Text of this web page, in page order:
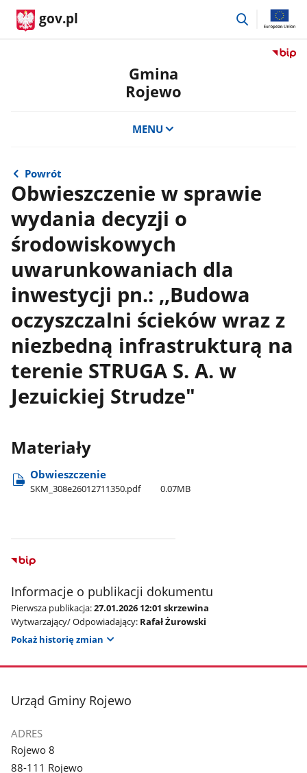
gov.pl
przejdź
Przejdź
Gmina
Rojewo
MENU
Powrót
Obwieszczenie w sprawie
wydania decyzji o
środowiskowych
uwarunkowaniach dla
inwestycji pn.: ,,Budowa
oczyszczalni ścieków wraz z
niezbedną infrastrukturą na
terenie STRUGA S. A. w
Jezuickiej Strudze"
Materiały
Obwieszczenie
SKM​_308e26012711350.pdf 0.07MB
Informacje o publikacji dokumentu
Pierwsza publikacja:27.01.2026 12:01 skrzewina
Wytwarzający/ Odpowiadający: Rafał Żurowski
Pokaż historię zmian
stopka
Urząd Gminy Rojewo
ADRES
Rojewo 8
88-111 Rojewo